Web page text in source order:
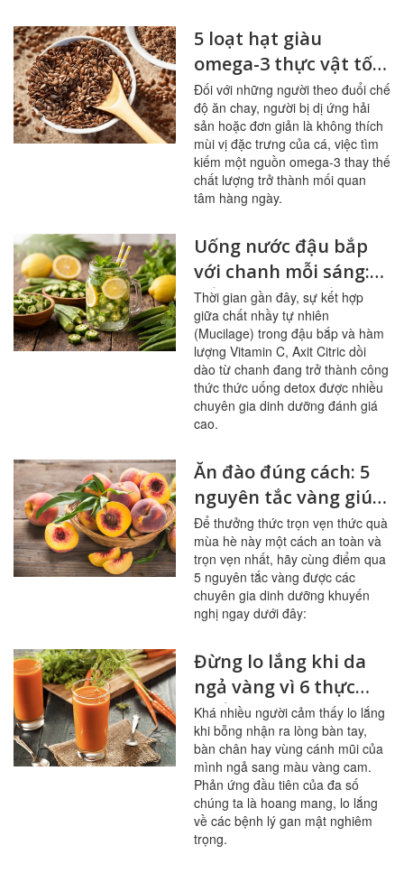
5 loạt hạt giàu
omega-3 thực vật tốt
nhất cho người ít ăn
cá
Đối với những người theo đuổi chế
độ ăn chay, người bị dị ứng hải
sản hoặc đơn giản là không thích
mùi vị đặc trưng của cá, việc tìm
kiếm một nguồn omega-3 thay thế
chất lượng trở thành mối quan
tâm hàng ngày.
Uống nước đậu bắp
với chanh mỗi sáng:
bổ mạch máu, ổn
đường huyết
Thời gian gần đây, sự kết hợp
giữa chất nhầy tự nhiên
(Mucilage) trong đậu bắp và hàm
lượng Vitamin C, Axit Citric dồi
dào từ chanh đang trở thành công
thức thức uống detox được nhiều
chuyên gia dinh dưỡng đánh giá
cao.
Ăn đào đúng cách: 5
nguyên tắc vàng giúp
sạch mạch máu,
tránh ngộ độc
Để thưởng thức trọn vẹn thức quà
mùa hè này một cách an toàn và
trọn vẹn nhất, hãy cùng điểm qua
5 nguyên tắc vàng được các
chuyên gia dinh dưỡng khuyến
nghị ngay dưới đây:
Đừng lo lắng khi da
ngả vàng vì 6 thực
phẩm này
Khá nhiều người cảm thấy lo lắng
khi bỗng nhận ra lòng bàn tay,
bàn chân hay vùng cánh mũi của
mình ngả sang màu vàng cam.
Phản ứng đầu tiên của đa số
chúng ta là hoang mang, lo lắng
về các bệnh lý gan mật nghiêm
trọng.